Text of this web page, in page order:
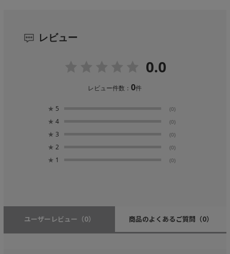
レビュー
0.0
レビュー件数：0件
★ 5 (0)
★ 4 (0)
★ 3 (0)
★ 2 (0)
★ 1 (0)
ユーザーレビュー （0） 商品のよくあるご質問 （0）